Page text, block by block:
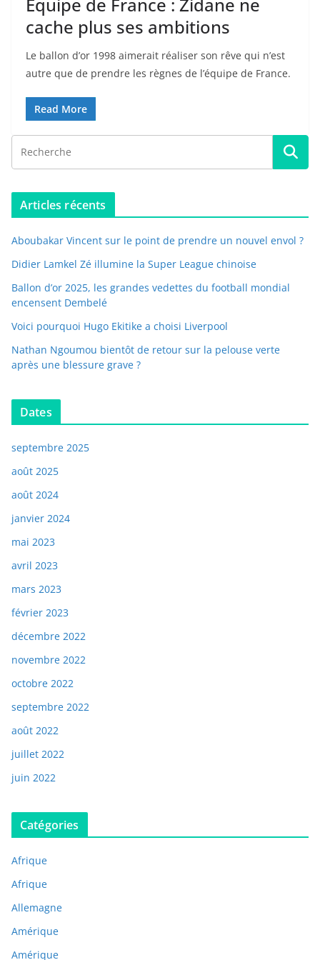
Équipe de France : Zidane ne
cache plus ses ambitions
Le ballon d’or 1998 aimerait réaliser son rêve qui n’est
autre que de prendre les règnes de l’équipe de France.
Read More
Articles récents
Aboubakar Vincent sur le point de prendre un nouvel envol ?
Didier Lamkel Zé illumine la Super League chinoise
Ballon d’or 2025, les grandes vedettes du football mondial
encensent Dembelé
Voici pourquoi Hugo Ekitike a choisi Liverpool
Nathan Ngoumou bientôt de retour sur la pelouse verte
après une blessure grave ?
Dates
septembre 2025
août 2025
août 2024
janvier 2024
mai 2023
avril 2023
mars 2023
février 2023
décembre 2022
novembre 2022
octobre 2022
septembre 2022
août 2022
juillet 2022
juin 2022
Catégories
Afrique
Afrique
Allemagne
Amérique
Amérique